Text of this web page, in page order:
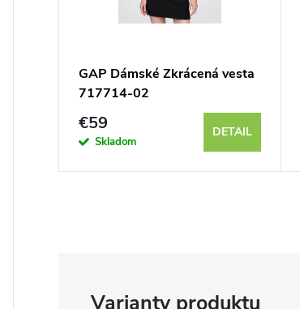
02
GAP Dámské Zkrácená vesta
717714-02
€59
Skladom
DETAIL